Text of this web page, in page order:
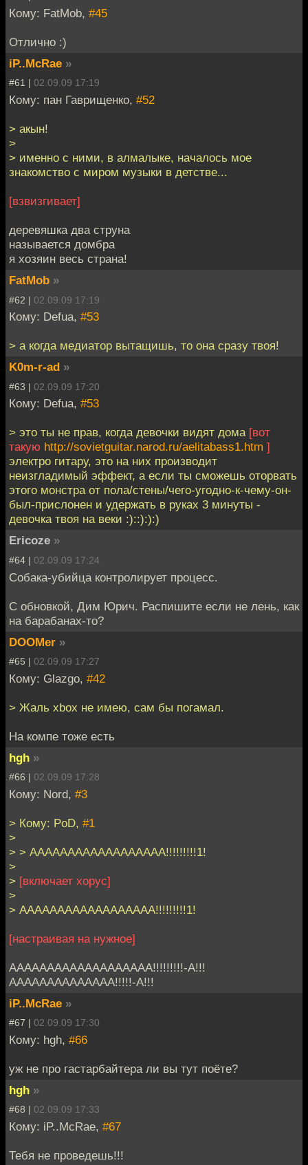
Кому: FatMob, #45
Отлично :)
iP..McRae »
#61 | 02.09.09 17:19
Кому: пан Гаврищенко, #52
> акын!
>
> именно с ними, в алмалыке, началось мое
знакомство с миром музыки в детстве...
[взвизгивает]
деревяшка два струна
называется домбра
я хозяин весь страна!
FatMob »
#62 | 02.09.09 17:19
Кому: Defua, #53
> а когда медиатор вытащишь, то она сразу твоя!
K0m-r-ad »
#63 | 02.09.09 17:20
Кому: Defua, #53
> это ты не прав, когда девочки видят дома [вот
такую http://sovietguitar.narod.ru/aelitabass1.htm ]
электро гитару, это на них производит
неизгладимый эффект, а если ты сможешь оторвать
этого монстра от пола/стены/чего-угодно-к-чему-он-
был-прислонен и удержать в руках 3 минуты -
девочка твоя на веки :)::):):)
Ericoze »
#64 | 02.09.09 17:24
Собака-убийца контролирует процесс.
С обновкой, Дим Юрич. Распишите если не лень, как
на барабанах-то?
DOOMer »
#65 | 02.09.09 17:27
Кому: Glazgo, #42
> Жаль xbox не имею, сам бы погамал.
На компе тоже есть
hgh »
#66 | 02.09.09 17:28
Кому: Nord, #3
> Кому: PoD, #1
>
> > АААААААААААААААААА!!!!!!!!!1!
>
> [включает хорус]
>
> АААААААААААААААААА!!!!!!!!!1!
[настраивая на нужное]
ААААААААААААААААААА!!!!!!!!!-А!!!
АААААААААААААА!!!!!-А!!!
iP..McRae »
#67 | 02.09.09 17:30
Кому: hgh, #66
уж не про гастарбайтера ли вы тут поёте?
hgh »
#68 | 02.09.09 17:33
Кому: iP..McRae, #67
Тебя не проведешь!!!